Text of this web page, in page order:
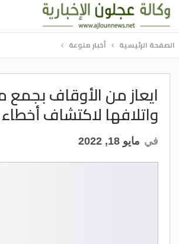
الصفحة الرئيسية أخبار منوعة
ايعاز من الأوقاف
واتلافها لاكتشاف
في مايو 18, 2022